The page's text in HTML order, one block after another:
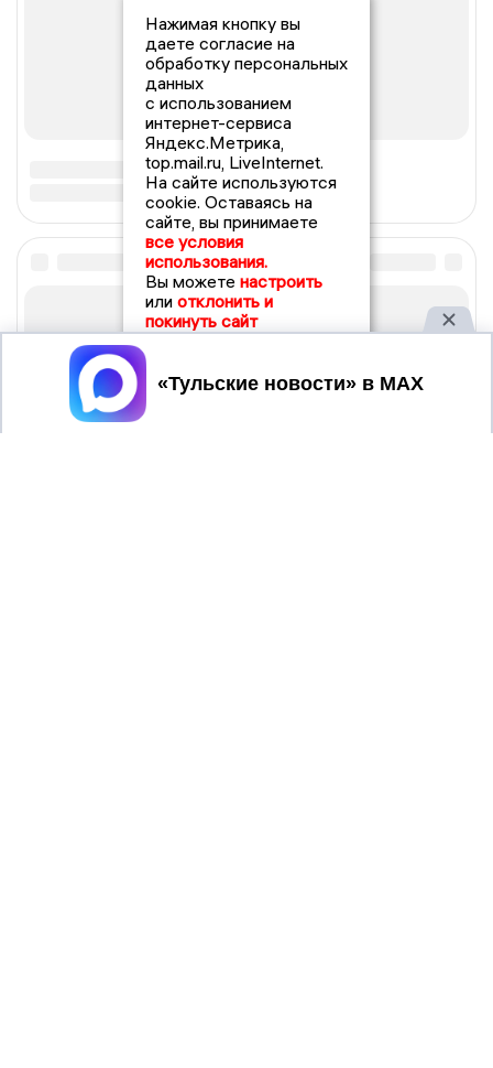
Нажимая кнопку вы
даете согласие на
обработку персональных
данных
с использованием
интернет-сервиса
Яндекс.Метрика,
top.mail.ru, LiveInternet.
На сайте используются
cookie. Оставаясь на
сайте, вы принимаете
все условия
использования.
Вы можете настроить
или отклонить и
покинуть сайт
Принять